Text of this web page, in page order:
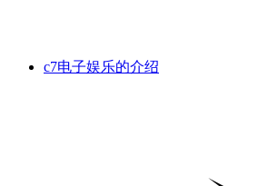
c7电子娱乐的介绍